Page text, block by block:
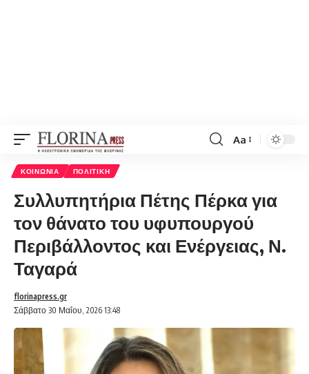
Font
Aa
ΚΟΙΝΩΝΊΑ ΠΟΛΙΤΙΚΉ
Συλλυπητήρια Πέτης Πέρκα για
τον θάνατο του υφυπουργού
Περιβάλλοντος και Ενέργειας, Ν.
Ταγαρά
Σάββατο 30 Μαΐου, 2026 13:48
florinapress.gr